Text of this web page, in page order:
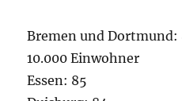
Bremen und Dortmund:
10.000 Einwohner
Essen: 85